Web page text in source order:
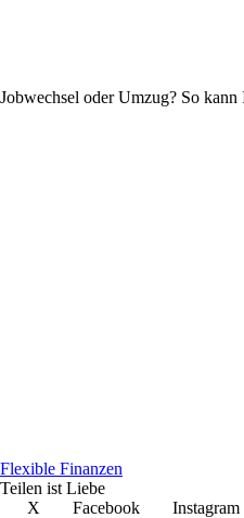
Jobwechsel oder Umzug? So
Flexible Finanzen
Teilen ist Liebe
X
Facebook Instagram